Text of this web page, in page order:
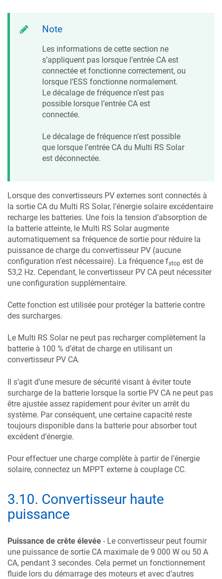
Note
Les informations de cette section ne
s’appliquent pas lorsque l’entrée CA est
connectée et fonctionne correctement, ou
lorsque l’ESS fonctionne normalement.
Le décalage de fréquence n’est pas
possible lorsque l’entrée CA est
connectée.
Le décalage de fréquence n’est possible
que lorsque l’entrée CA du Multi RS Solar
est déconnectée.
Lorsque des convertisseurs PV externes sont connectés à
la sortie CA du Multi RS Solar, l’énergie solaire excédentaire
recharge les batteries. Une fois la tension d’absorption de
la batterie atteinte, le Multi RS Solaraugmente
automatiquement sa fréquence de sortie pour réduire la
puissance de charge du convertisseur PV (aucune
configuration n’est nécessaire). La fréquence fstop est de
53,2 Hz. Cependant, le convertisseur PV CA peut nécessiter
une configuration supplémentaire.
Cette fonction est utilisée pour protéger la batterie contre
des surcharges.
Le Multi RS Solarne peut pas recharger complètement la
batterie à 100 % d’état de charge en utilisant un
convertisseur PV CA.
Il s’agit d’une mesure de sécurité visant à éviter toute
surcharge de la batterie lorsque la sortie PV CA ne peut pas
être ajustée assez rapidement pour éviter un arrêt du
système. Par conséquent, une certaine capacité reste
toujours disponible dans la batterie pour absorber tout
excédent d’énergie.
Pour effectuer une charge complète à partir de l’énergie
solaire, connectez un MPPT externe à couplage CC.
3.10. Convertisseur haute
puissance
Puissance de crête élevée - Le convertisseur peut fournir
une puissance de sortie CA maximale de 9 000 W ou 50 A
CA, pendant 3 secondes. Cela permet un fonctionnement
fluide lors du démarrage des moteurs et avec d’autres